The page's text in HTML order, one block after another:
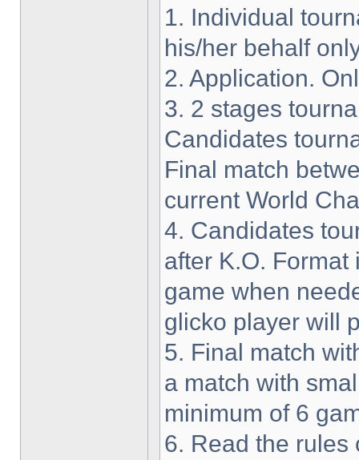
1. Individual
his/her behalf
2. Application.
3. 2 stages
Candidates
Final match
current World
4. Candidates
after K.O.
game when
glicko player will
5. Final match
a match with
minimum of 6
6. Read the rules